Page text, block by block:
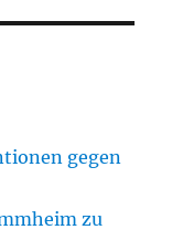
gegen
zu